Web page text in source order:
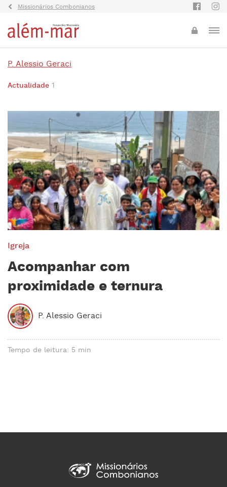
Missionários Combonianos
P. Alessio Geraci
Actualidade 1
Igreja
Acompanhar com
proximidade e ternura
P. Alessio Geraci
Tempo de leitura: 5 min